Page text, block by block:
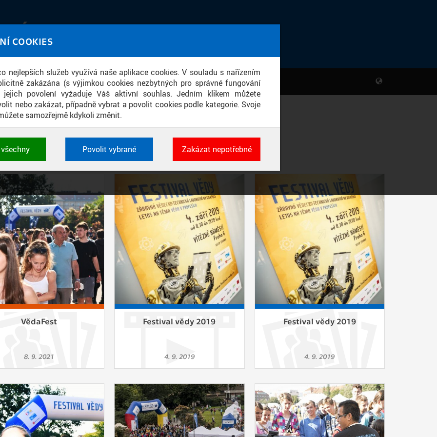
COOKIES
nejlepších služeb využívá naše aplikace cookies. V souladu s nařízením
zakázána (s výjimkou cookies nezbytných pro správné fungování
povolení vyžaduje Váš aktivní souhlas. Jedním klikem můžete
nebo zakázat, případně vybrat a povolit cookies podle kategorie. Svoje
samozřejmě kdykoli změnit.
a identifikátorů relace. Jsou nezbytné pro správné
vždy aktivní.
anonymizovaných statistických údajů, které nám
naše aplikace. Zpravidla jde o cookies systémů třetích
těmto účelům využíváme.
účelem zobrazení správných nabídek a cílení obsahu podle
Zpravidla jde o cookies systémů třetích stran, které nám s
chování pomáhají.
a všechny cookies byly přiřazeny do některé z kategorií
Povolit vybrané Zakázat nepotřebné
obrazem a zvukem
PŘÍSPĚVKY PODLE FILTRU
Aktivní filtry: ŠTÍTEK: FESTIVAL VĚDY
VědaFest
8. 9. 2021
Festival vědy 2019
4. 9. 2019
Festival vědy 2019
4. 9. 2019